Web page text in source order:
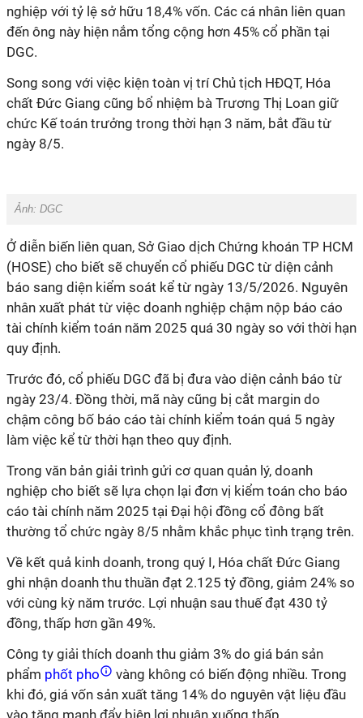
nghiệp với tỷ lệ sở hữu 18,4% vốn. Các cá nhân liên quan
đến ông này hiện nắm tổng cộng hơn 45% cổ phần tại
DGC.
Song song với việc kiện toàn vị trí Chủ tịch HĐQT, Hóa
chất Đức Giang cũng bổ nhiệm bà Trương Thị Loan giữ
chức Kế toán trưởng trong thời hạn 3 năm, bắt đầu từ
ngày 8/5.
Ảnh: DGC
Ở diễn biến liên quan, Sở Giao dịch Chứng khoán TP HCM
(HOSE) cho biết sẽ chuyển cổ phiếu DGC từ diện cảnh
báo sang diện kiểm soát kể từ ngày 13/5/2026. Nguyên
nhân xuất phát từ việc doanh nghiệp chậm nộp báo cáo
tài chính kiểm toán năm 2025 quá 30 ngày so với thời hạn
quy định.
Trước đó, cổ phiếu DGC đã bị đưa vào diện cảnh báo từ
ngày 23/4. Đồng thời, mã này cũng bị cắt margin do
chậm công bố báo cáo tài chính kiểm toán quá 5 ngày
làm việc kể từ thời hạn theo quy định.
Trong văn bản giải trình gửi cơ quan quản lý, doanh
nghiệp cho biết sẽ lựa chọn lại đơn vị kiểm toán cho báo
cáo tài chính năm 2025 tại Đại hội đồng cổ đông bất
thường tổ chức ngày 8/5 nhằm khắc phục tình trạng trên.
Về kết quả kinh doanh, trong quý I, Hóa chất Đức Giang
ghi nhận doanh thu thuần đạt 2.125 tỷ đồng, giảm 24% so
với cùng kỳ năm trước. Lợi nhuận sau thuế đạt 430 tỷ
đồng, thấp hơn gần 49%.
Công ty giải thích doanh thu giảm 3% do giá bán sản
phẩm phốt pho
vàng không có biến động nhiều. Trong
khi đó, giá vốn sản xuất tăng 14% do nguyên vật liệu đầu
vào tăng mạnh đẩy biên lợi nhuận xuống thấp.